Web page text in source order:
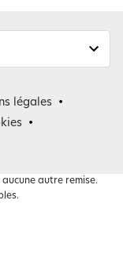
légales
autre remise.